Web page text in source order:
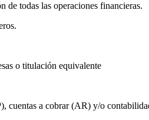
de todas las operaciones financieras.
o titulación equivalente
cuentas a cobrar (AR) y/o